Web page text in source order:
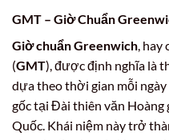
GMT – Giờ Chuẩn
Giờ chuẩn Greenwich, hay
(GMT), được định nghĩa là
dựa theo thời gian mỗi
gốc tại Đài thiên văn Hoàng
Quốc. Khái niệm này trở